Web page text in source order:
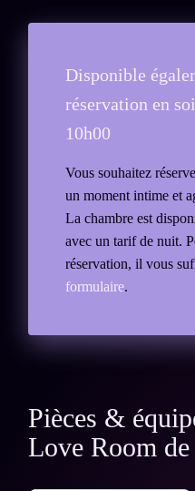
Disponible
réservation en
10h00
Vous souhaitez
un moment intime et
La chambre est
avec un tarif de nuit.
réservation, il vous
formulaire.
Pièces &
Love Room de